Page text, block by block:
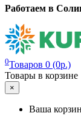
Работаем в
0Товаров 0 (0р.)
Товары в корзине
×
Ваша